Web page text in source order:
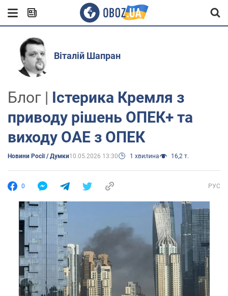
Віталій Шапран
Блог | Істерика Кремля з
приводу рішень ОПЕК+ та
виходу ОАЕ з ОПЕК
Новини Росії / Думки10.05.2026 13:30 1 хвилина 16,2 т.
0 РУС